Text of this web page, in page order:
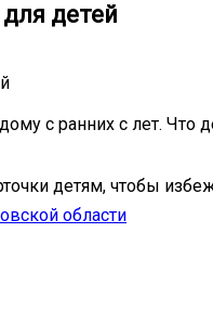
детей
с ранних с лет. Что
детям, чтобы
области